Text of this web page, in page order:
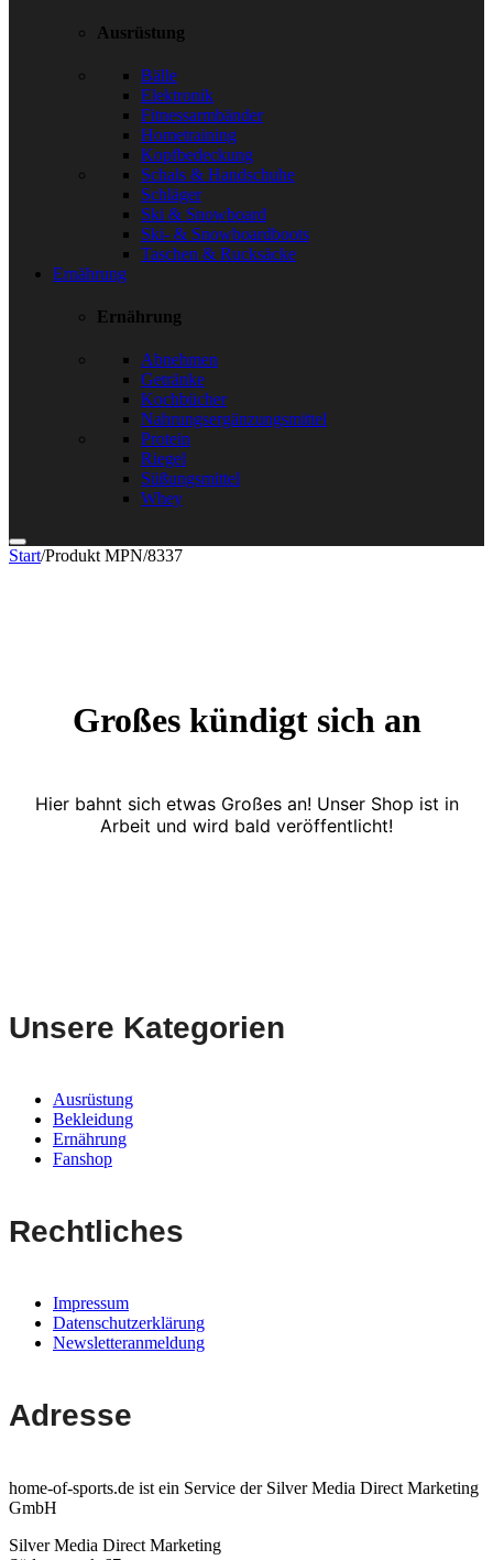
Ausrüstung
Bälle
Elektronik
Fitnessarmbänder
Hometraining
Kopfbedeckung
Schals & Handschuhe
Schläger
Ski & Snowboard
Ski- & Snowboardboots
Taschen & Rucksäcke
Ernährung
Ernährung
Abnehmen
Getränke
Kochbücher
Nahrungsergänzungsmittel
Protein
Riegel
Süßungsmittel
Whey
Start/Produkt MPN/8337
Großes kündigt sich an
Hier bahnt sich etwas Großes an! Unser Shop ist in
Arbeit und wird bald veröffentlicht!
Unsere Kategorien
Ausrüstung
Bekleidung
Ernährung
Fanshop
Rechtliches
Impressum
Datenschutzerklärung
Newsletteranmeldung
Adresse
home-of-sports.de ist ein Service der Silver Media Direct Marketing
GmbH
Silver Media Direct Marketing